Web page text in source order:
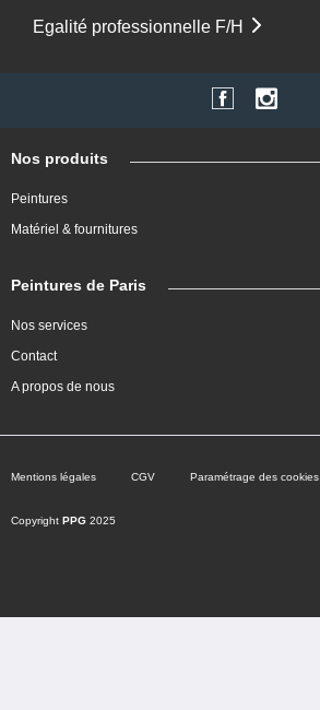
Egalité professionnelle F/H
Nos produits
Peintures
Matériel & fournitures
Peintures de Paris
Nos services
Contact
A propos de nous
Mentions légales CGV Paramétrage des cookies
Copyright PPG 2025